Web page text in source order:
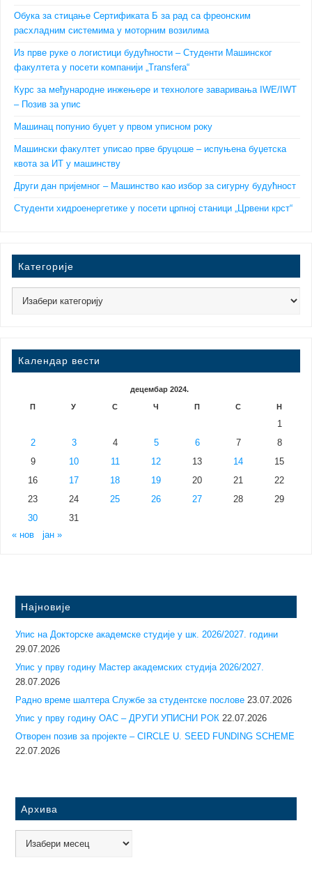
Обука за стицање Сертификата Б за рад са фреонским
расхладним системима у моторним возилима
Из прве руке о логистици будућности – Студенти Машинског
факултета у посети компанији „Transfera“
Курс за међународне инжењере и технологе заваривања IWE/IWT
– Позив за упис
Машинац попунио буџет у првом уписном року
Машински факултет уписао прве бруцоше – испуњена буџетска
квота за ИТ у машинству
Други дан пријемног – Машинство као избор за сигурну будућност
Студенти хидроенергетике у посети црпној станици „Црвени крст“
Категорије
Календар вести
децембар 2024.
П У С Ч П С Н
1
2
3 4 5 6 7
8
9
10 11 12 13 14
15
16
17 18 19 20 21
22
23
24 25 26 27 28
29
30
31
« нов
јан »
Најновије
Упис на Докторске академске студије у шк. 2026/2027. години
29.07.2026
Упис у прву годину Mастер академских студија 2026/2027.
28.07.2026
Радно време шалтера Службе за студентске послове 23.07.2026
Упис у прву годину ОАС – ДРУГИ УПИСНИ РОК 22.07.2026
Отворен позив за пројекте – CIRCLE U. SEED FUNDING SCHEME
22.07.2026
Архива